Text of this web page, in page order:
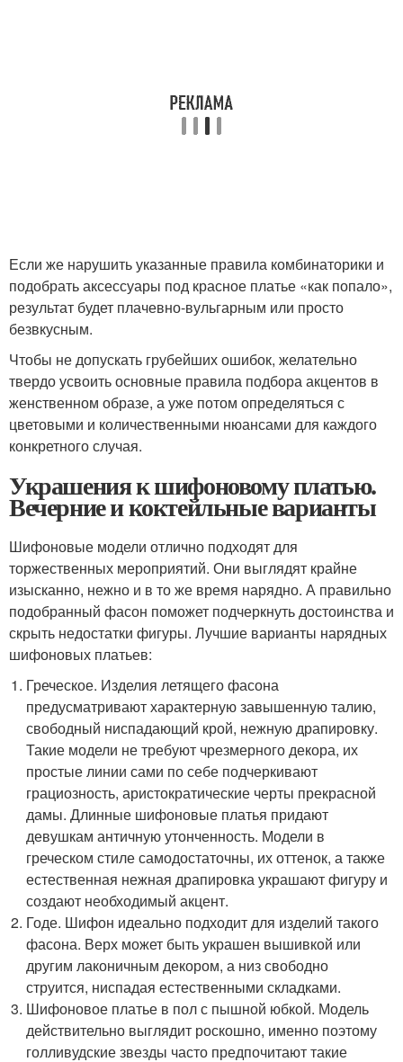
Если же нарушить указанные правила комбинаторики и
подобрать аксессуары под красное платье «как попало»,
результат будет плачевно-вульгарным или просто
безвкусным.
Чтобы не допускать грубейших ошибок, желательно
твердо усвоить основные правила подбора акцентов в
женственном образе, а уже потом определяться с
цветовыми и количественными нюансами для каждого
конкретного случая.
Украшения к шифоновому платью.
Вечерние и коктейльные варианты
Шифоновые модели отлично подходят для
торжественных мероприятий. Они выглядят крайне
изысканно, нежно и в то же время нарядно. А правильно
подобранный фасон поможет подчеркнуть достоинства и
скрыть недостатки фигуры. Лучшие варианты нарядных
шифоновых платьев:
Греческое. Изделия летящего фасона
предусматривают характерную завышенную талию,
свободный ниспадающий крой, нежную драпировку.
Такие модели не требуют чрезмерного декора, их
простые линии сами по себе подчеркивают
грациозность, аристократические черты прекрасной
дамы. Длинные шифоновые платья придают
девушкам античную утонченность. Модели в
греческом стиле самодостаточны, их оттенок, а также
естественная нежная драпировка украшают фигуру и
создают необходимый акцент.
Годе. Шифон идеально подходит для изделий такого
фасона. Верх может быть украшен вышивкой или
другим лаконичным декором, а низ свободно
струится, ниспадая естественными складками.
Шифоновое платье в пол с пышной юбкой. Модель
действительно выглядит роскошно, именно поэтому
голливудские звезды часто предпочитают такие